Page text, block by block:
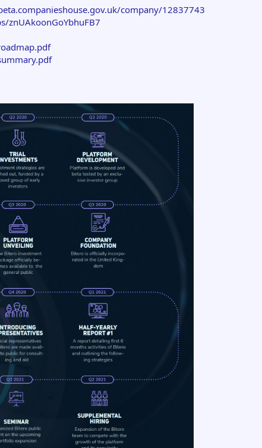
company/12837743
znUAkoonGoYbhuFB7